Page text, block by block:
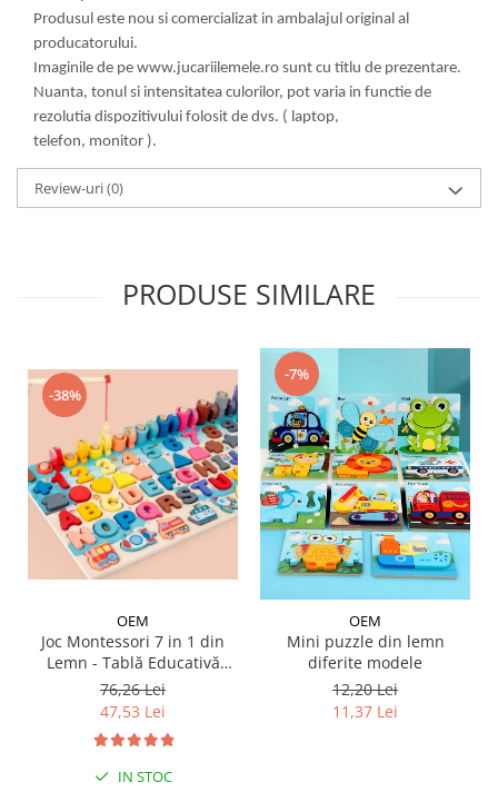
Produsul este nou si comercializat in ambalajul original al
producatorului.
Imaginile de pe www.jucariilemele.ro sunt cu titlu de prezentare.
Nuanta, tonul si intensitatea culorilor, pot varia in functie de
rezolutia dispozitivului folosit de dvs. ( laptop,
telefon, monitor ).
Review-uri(0)
PRODUSE SIMILARE
-38%
OEM
Joc Montessori 7 in 1 din
Lemn - Tablă Educativă
Logaritmică
76,26 Lei
47,53 Lei
IN STOC
-7%
OEM
Mini puzzle din lemn
diferite modele
12,20 Lei
11,37 Lei